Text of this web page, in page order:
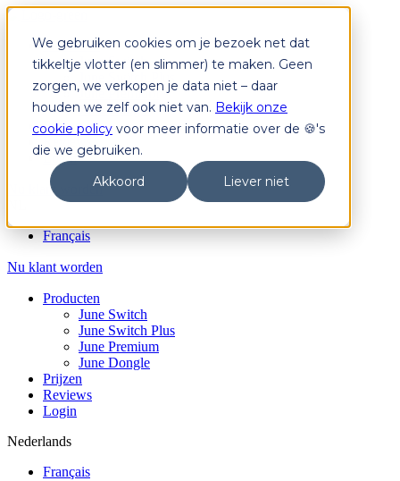
We gebruiken cookies om je bezoek net dat
tikkeltje vlotter (en slimmer) te maken. Geen
zorgen, we verkopen je data niet – daar
houden we zelf ook niet van. Bekijk onze
cookie policy voor meer informatie over de 🍪's
die we gebruiken.
Akkoord
Liever niet
Producten
June Switch
June Switch Plus
June Premium
June Dongle
Prijzen
Login
Nu klant worden
Français
Nu klant worden
Producten
June Switch
June Switch Plus
June Premium
June Dongle
Prijzen
Reviews
Login
Nederlands
Français